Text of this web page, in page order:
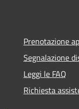
Prenotazione
Segnalazione
Leggi le FAQ
Richiesta